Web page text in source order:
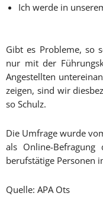
Ich werde in
Gibt es Probleme, so
nur mit der
Angestellten
zeigen, sind wir
so Schulz.
Die Umfrage wurde
als Online-
berufstätige Personen
Quelle: APA Ots